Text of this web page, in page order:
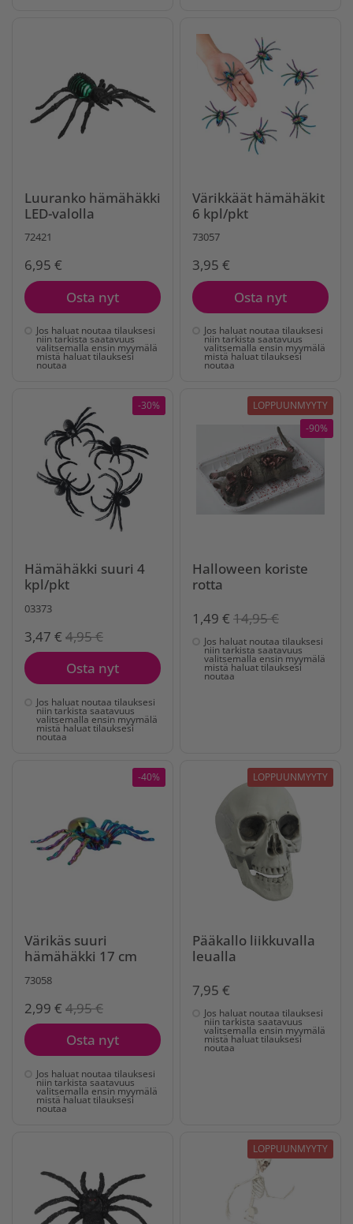
Luuranko hämähäkki
LED-valolla
72421
6,95 €
Osta nyt
Jos haluat noutaa tilauksesi
niin tarkista saatavuus
valitsemalla ensin myymälä
mistä haluat tilauksesi
noutaa
Värikkäät hämähäkit
6 kpl/pkt
73057
3,95 €
Osta nyt
Jos haluat noutaa tilauksesi
niin tarkista saatavuus
valitsemalla ensin myymälä
mistä haluat tilauksesi
noutaa
Hämähäkki suuri 4
kpl/pkt
03373
3,47 € 4,95 €
Osta nyt
Jos haluat noutaa tilauksesi
niin tarkista saatavuus
valitsemalla ensin myymälä
mistä haluat tilauksesi
noutaa
-30%
Halloween koriste
rotta
1,49 € 14,95 €
Jos haluat noutaa tilauksesi
niin tarkista saatavuus
valitsemalla ensin myymälä
mistä haluat tilauksesi
noutaa
LOPPUUNMYYTY
-90%
Värikäs suuri
hämähäkki 17 cm
73058
2,99 € 4,95 €
Osta nyt
Jos haluat noutaa tilauksesi
niin tarkista saatavuus
valitsemalla ensin myymälä
mistä haluat tilauksesi
noutaa
-40%
Pääkallo liikkuvalla
leualla
7,95 €
Jos haluat noutaa tilauksesi
niin tarkista saatavuus
valitsemalla ensin myymälä
mistä haluat tilauksesi
noutaa
LOPPUUNMYYTY
LOPPUUNMYYTY